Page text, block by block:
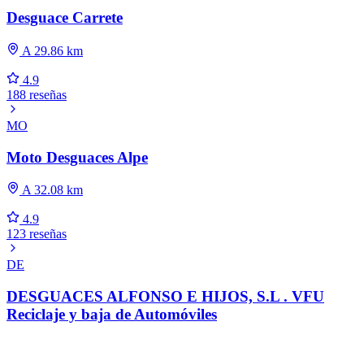
Desguace Carrete
A 29.86 km
4.9
188 reseñas
MO
Moto Desguaces Alpe
A 32.08 km
4.9
123 reseñas
DE
DESGUACES ALFONSO E HIJOS, S.L . VFU
Reciclaje y baja de Automóviles